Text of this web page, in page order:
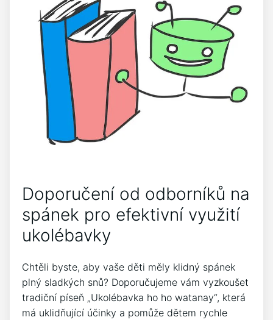
Doporučení od odborníků​ na
spánek pro ⁣efektivní ⁣využití
‌ukolébavky
Chtěli byste, aby vaše‍ děti měly klidný ⁢spánek
plný sladkých snů? Doporučujeme vám vyzkoušet
tradiční píseň⁤ „Ukolébavka ho​ ho watanay“, která
‍má uklidňující účinky ​a pomůže ‍dětem‍ rychle